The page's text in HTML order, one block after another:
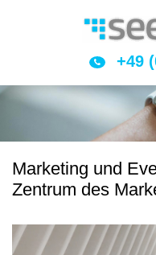
+49
Marketing und
Zentrum des